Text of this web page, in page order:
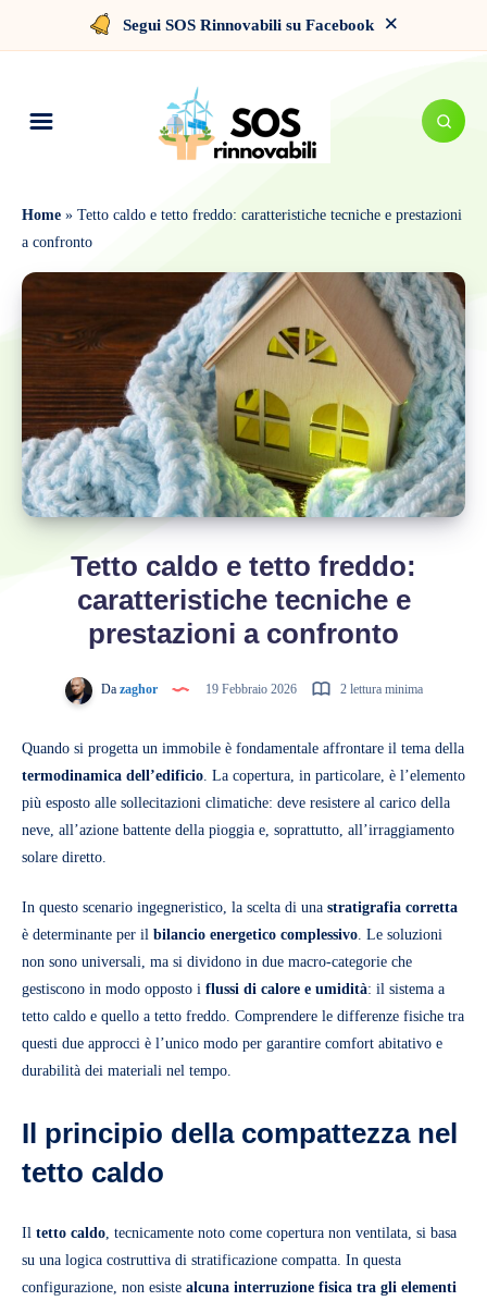
Segui SOS Rinnovabili su Facebook ×
Home » Tetto caldo e tetto freddo: caratteristiche tecniche e prestazioni
a confronto
Tetto caldo e tetto freddo:
caratteristiche tecniche e
prestazioni a confronto
Dazaghor 19 Febbraio 2026 2 lettura minima
Quando si progetta un immobile è fondamentale affrontare il tema della
termodinamica dell’edificio . La copertura, in particolare, è l’elemento
più esposto alle sollecitazioni climatiche: deve resistere al carico della
neve, all’azione battente della pioggia e, soprattutto, all’irraggiamento
solare diretto.
In questo scenario ingegneristico, la scelta di una stratigrafia corretta
è determinante per il bilancio energetico complessivo . Le soluzioni
non sono universali, ma si dividono in due macro-categorie che
gestiscono in modo opposto i flussi di calore e umidità: il sistema a
tetto caldo e quello a tetto freddo. Comprendere le differenze fisiche tra
questi due approcci è l’unico modo per garantire comfort abitativo e
durabilità dei materiali nel tempo.
Il principio della compattezza nel
tetto caldo
Il tetto caldo, tecnicamente noto come copertura non ventilata, si basa
su una logica costruttiva di stratificazione compatta. In questa
configurazione, non esiste alcuna interruzione fisica tra gli elementi